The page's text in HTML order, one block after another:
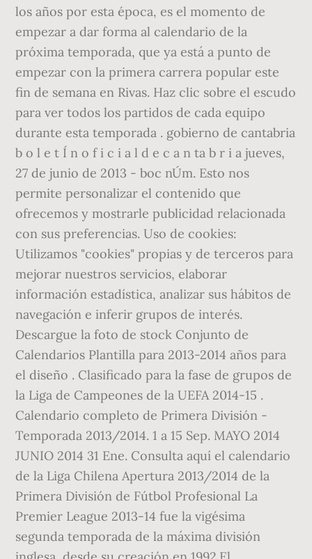
los años por esta época, es el momento de
empezar a dar forma al calendario de la
próxima temporada, que ya está a punto de
empezar con la primera carrera popular este
fin de semana en Rivas. Haz clic sobre el escudo
para ver todos los partidos de cada equipo
durante esta temporada . gobierno de cantabria
b o l e t Í n o f i c i a l d e c a n ta b r i a jueves,
27 de junio de 2013 - boc nÚm. Esto nos
permite personalizar el contenido que
ofrecemos y mostrarle publicidad relacionada
con sus preferencias. Uso de cookies:
Utilizamos "cookies" propias y de terceros para
mejorar nuestros servicios, elaborar
información estadística, analizar sus hábitos de
navegación e inferir grupos de interés.
Descargue la foto de stock Conjunto de
Calendarios Plantilla para 2013-2014 años para
el diseño . Clasificado para la fase de grupos de
la Liga de Campeones de la UEFA 2014-15 .
Calendario completo de Primera División -
Temporada 2013/2014. 1 a 15 Sep. MAYO 2014
JUNIO 2014 31 Ene. Consulta aquí el calendario
de la Liga Chilena Apertura 2013/2014 de la
Primera División de Fútbol Profesional La
Premier League 2013-14 fue la vigésima
segunda temporada de la máxima división